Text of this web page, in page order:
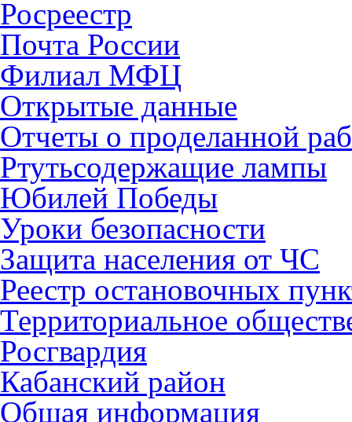
Росреестр
Почта России
Филиал МФЦ
Открытые данные
Отчеты о проделанной
Ртутьсодержащие лампы
Юбилей Победы
Уроки безопасности
Защита населения от ЧС
Реестр остановочных
Территориальное
Росгвардия
Кабанский район
Общая информация